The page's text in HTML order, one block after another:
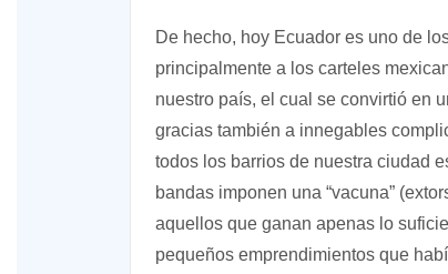
De hecho, hoy Ecuador es uno de
principalmente a los carteles
nuestro país, el cual se convirtió en
gracias también a innegables
todos los barrios de nuestra ciudad
bandas imponen una “vacuna”
aquellos que ganan apenas lo
pequeños emprendimientos que